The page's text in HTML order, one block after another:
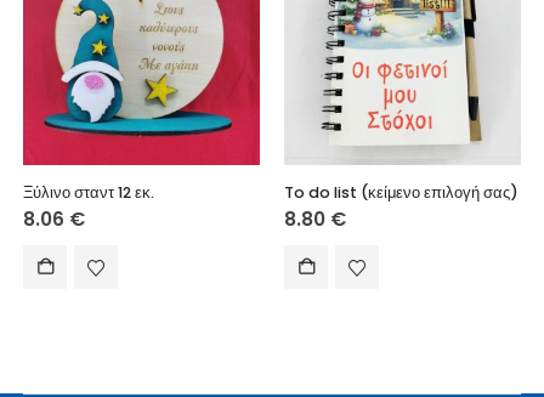
Ξύλινο σταντ 12 εκ.
8.06 €
To do list (κείμενο επιλογή σας)
8.80 €